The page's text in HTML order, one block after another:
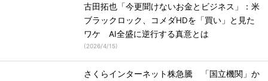
古田拓也「今更聞けないお金とビジネス」：米
ブラックロック、コメダHDを「買い」と見た
ワケ AI全盛に逆行する真意とは
(2026/4/15)
さくらインターネット株急騰 「国立機関」か